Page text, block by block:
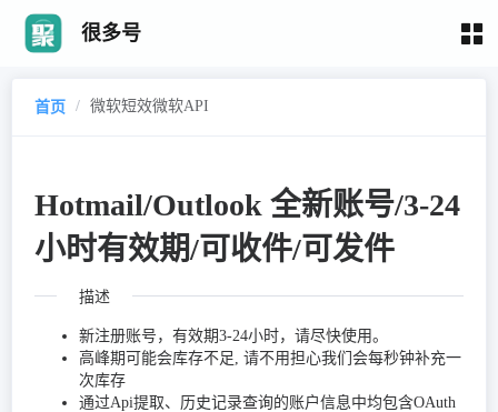
很多号
首页 / 微软短效微软API
Hotmail/Outlook 全新账号/3-24
小时有效期/可收件/可发件
描述
新注册账号，有效期3-24小时，请尽快使用。
高峰期可能会库存不足, 请不用担心我们会每秒钟补充一
次库存
通过Api提取、历史记录查询的账户信息中均包含OAuth